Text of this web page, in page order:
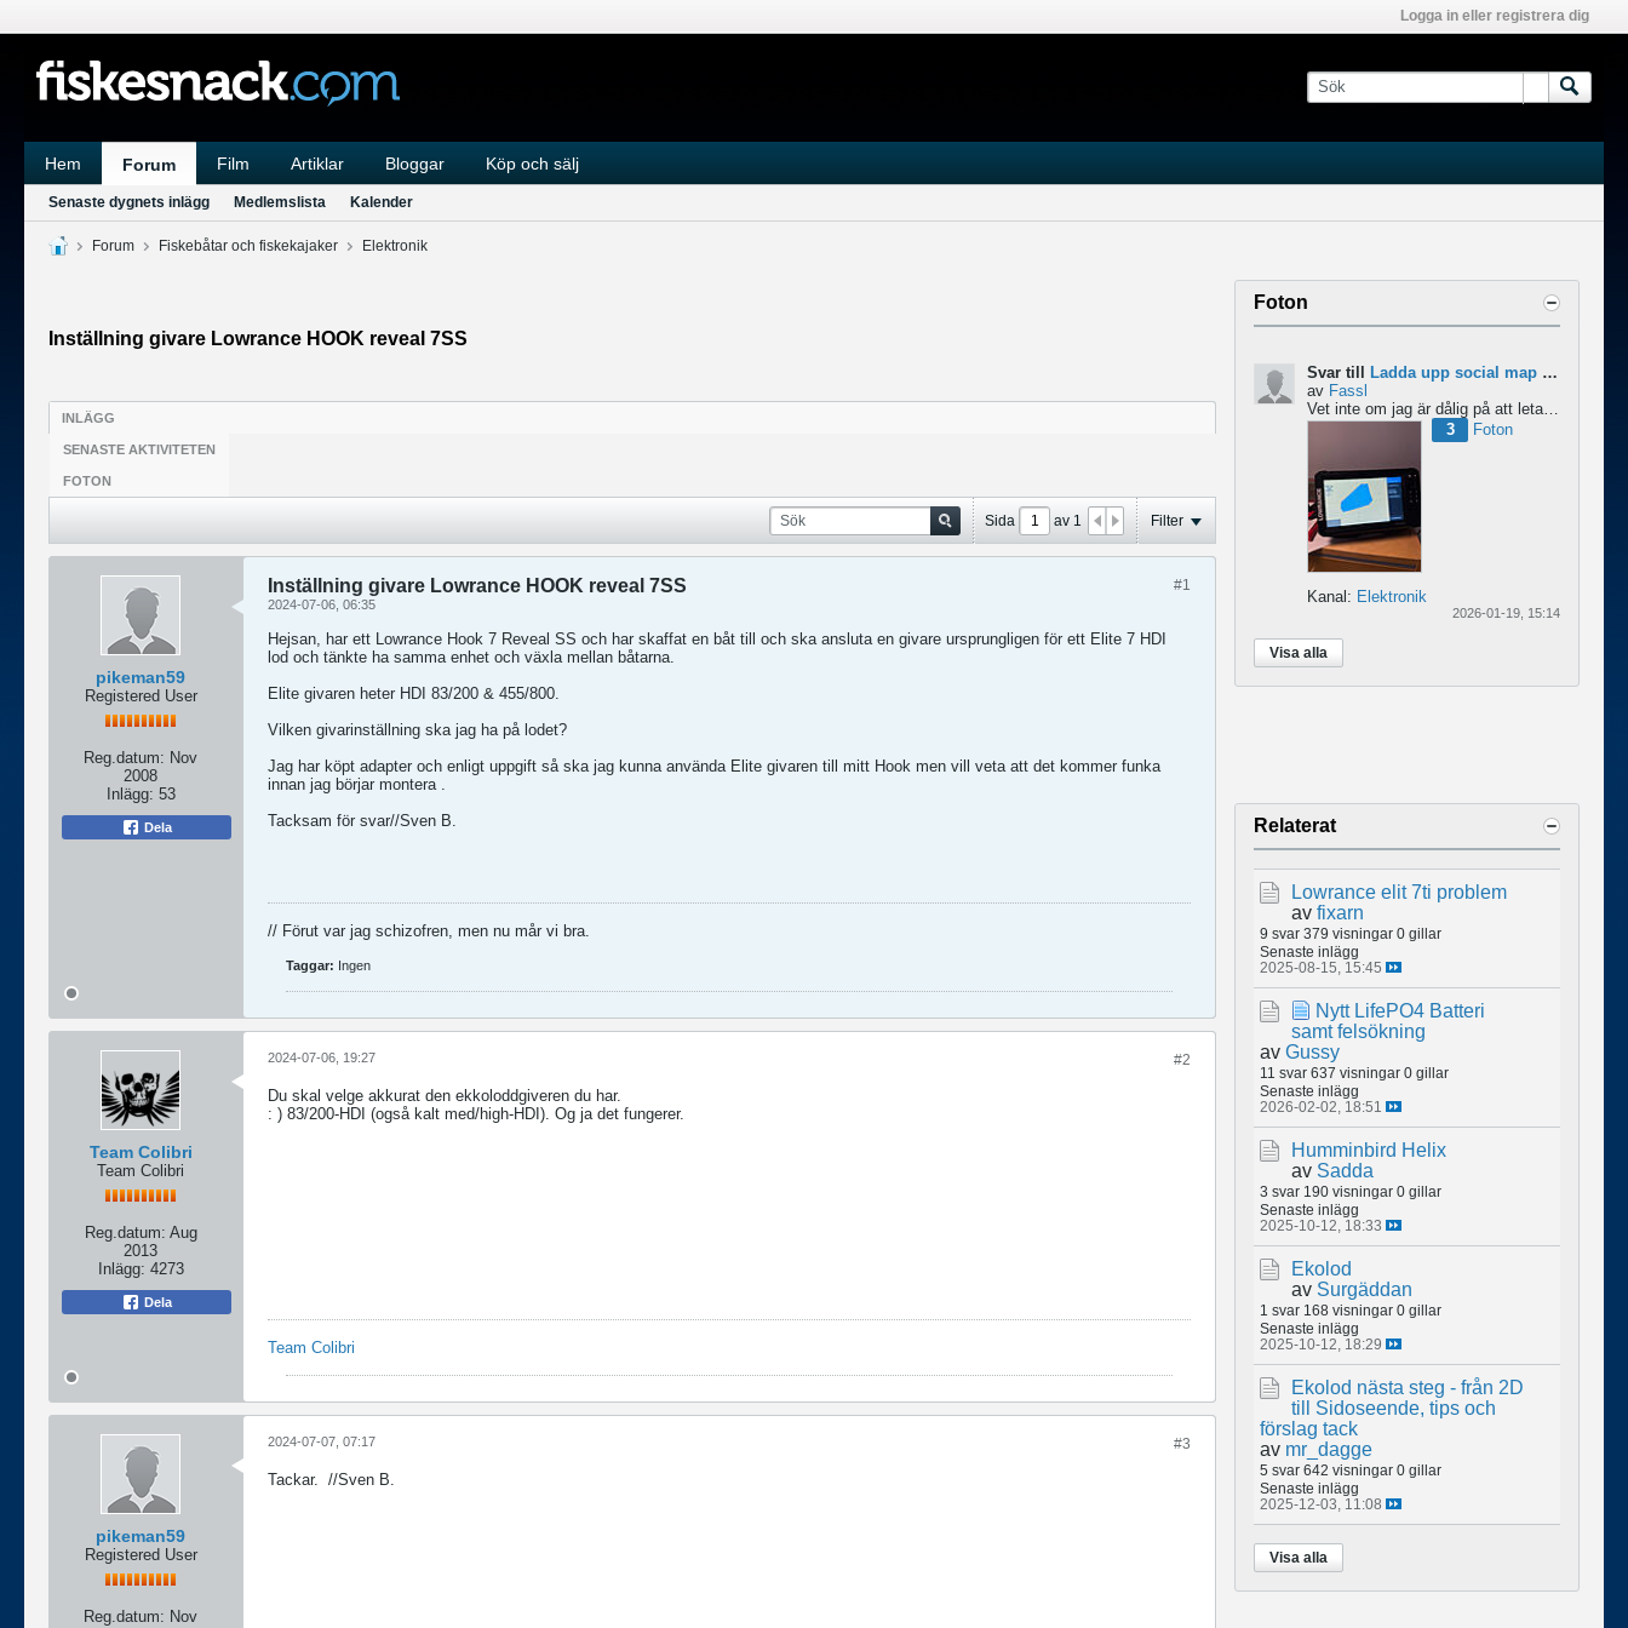
Logga in eller registrera dig
Hem Forum Film Artiklar Bloggar Köp och sälj
Senaste dygnets inlägg Medlemslista Kalender
Forum Fiskebåtar och fiskekajaker Elektronik
Inställning givare Lowrance HOOK reveal 7SS
INLÄGG
SENASTE AKTIVITETEN
FOTON
Sida av 1 Filter
pikeman59
Registered User
Reg.datum: Nov
2008
Inlägg: 53
Dela
#1
Inställning givare Lowrance HOOK reveal 7SS
2024-07-06, 06:35
Hejsan, har ett Lowrance Hook 7 Reveal SS och har skaffat en båt till och ska ansluta en givare ursprungligen för ett Elite 7 HDI
lod och tänkte ha samma enhet och växla mellan båtarna.
Elite givaren heter HDI 83/200 & 455/800.
Vilken givarinställning ska jag ha på lodet?
Jag har köpt adapter och enligt uppgift så ska jag kunna använda Elite givaren till mitt Hook men vill veta att det kommer funka
innan jag börjar montera .
Tacksam för svar//Sven B.
// Förut var jag schizofren, men nu mår vi bra.
Taggar: Ingen
Team Colibri
Team Colibri
Reg.datum: Aug
2013
Inlägg: 4273
Dela
#2
2024-07-06, 19:27
Du skal velge akkurat den ekkoloddgiveren du har.
: ) 83/200-HDI (også kalt med/high-HDI). Og ja det fungerer.
Team Colibri
pikeman59
Registered User
Reg.datum: Nov
#3
2024-07-07, 07:17
Tackar. //Sven B.
Foton
Svar till
Ladda upp social map till Lowrance Eagle
av Fassl
Vet inte om jag är dålig på att leta men jag hittar inget om att ladda upp social maps i manualen....
3
Foton
Kanal: Elektronik
2026-01-19, 15:14
Visa alla
Relaterat
Lowrance elit 7ti problem
av fixarn
9 svar 379 visningar 0 gillar
Senaste inlägg
2025-08-15, 15:45
Nytt LifePO4 Batteri
samt felsökning
av Gussy
11 svar 637 visningar 0 gillar
Senaste inlägg
2026-02-02, 18:51
Humminbird Helix
av Sadda
3 svar 190 visningar 0 gillar
Senaste inlägg
2025-10-12, 18:33
Ekolod
av Surgäddan
1 svar 168 visningar 0 gillar
Senaste inlägg
2025-10-12, 18:29
Ekolod nästa steg - från 2D
till Sidoseende, tips och
förslag tack
av mr_dagge
5 svar 642 visningar 0 gillar
Senaste inlägg
2025-12-03, 11:08
Visa alla